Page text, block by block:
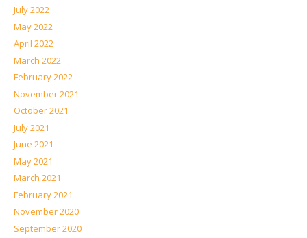
July 2022
May 2022
April 2022
March 2022
February 2022
November 2021
October 2021
July 2021
June 2021
May 2021
March 2021
February 2021
November 2020
September 2020